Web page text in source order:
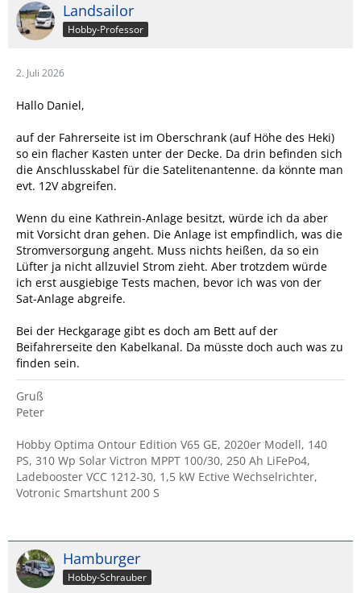
Landsailor
Hobby-Professor
2. Juli 2026
Hallo Daniel,
auf der Fahrerseite ist im Oberschrank (auf Höhe des Heki)
so ein flacher Kasten unter der Decke. Da drin befinden sich
die Anschlusskabel für die Satelitenantenne. da könnte man
evt. 12V abgreifen.
Wenn du eine Kathrein-Anlage besitzt, würde ich da aber
mit Vorsicht dran gehen. Die Anlage ist empfindlich, was die
Stromversorgung angeht. Muss nichts heißen, da so ein
Lüfter ja nicht allzuviel Strom zieht. Aber trotzdem würde
ich erst ausgiebige Tests machen, bevor ich was von der
Sat-Anlage abgreife.
Bei der Heckgarage gibt es doch am Bett auf der
Beifahrerseite den Kabelkanal. Da müsste doch auch was zu
finden sein.
Gruß
Peter
Hobby Optima Ontour Edition V65 GE, 2020er Modell, 140
PS, 310 Wp Solar Victron MPPT 100/30, 250 Ah LiFePo4,
Ladebooster VCC 1212-30, 1,5 kW Ective Wechselrichter,
Votronic Smartshunt 200 S
Hamburger
Hobby-Schrauber